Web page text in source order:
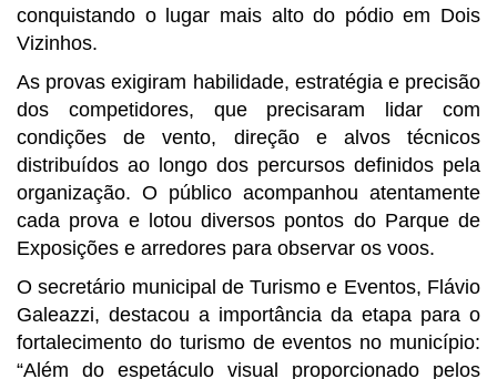
conquistando o lugar mais alto do pódio em Dois
Vizinhos.
As provas exigiram habilidade, estratégia e precisão
dos competidores, que precisaram lidar com
condições de vento, direção e alvos técnicos
distribuídos ao longo dos percursos definidos pela
organização. O público acompanhou atentamente
cada prova e lotou diversos pontos do Parque de
Exposições e arredores para observar os voos.
O secretário municipal de Turismo e Eventos, Flávio
Galeazzi, destacou a importância da etapa para o
fortalecimento do turismo de eventos no município:
“Além do espetáculo visual proporcionado pelos